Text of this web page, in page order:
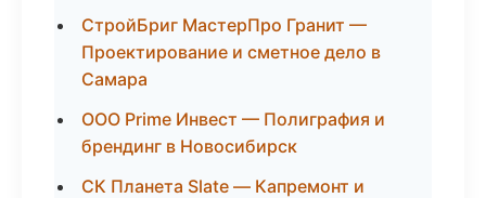
СтройБриг МастерПро Гранит —
Проектирование и сметное дело в
Самара
ООО Prime Инвест — Полиграфия и
брендинг в Новосибирск
СК Планета Slate — Капремонт и